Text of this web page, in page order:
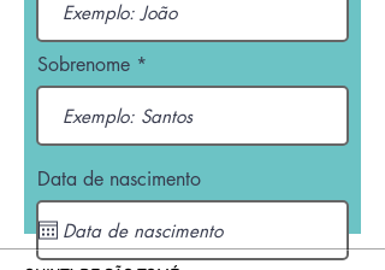
Sobrenome
Data de nascimento